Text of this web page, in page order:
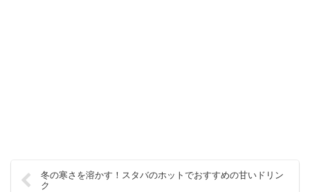
冬の寒さを溶かす！スタバのホットでおすすめの甘いドリン
ク